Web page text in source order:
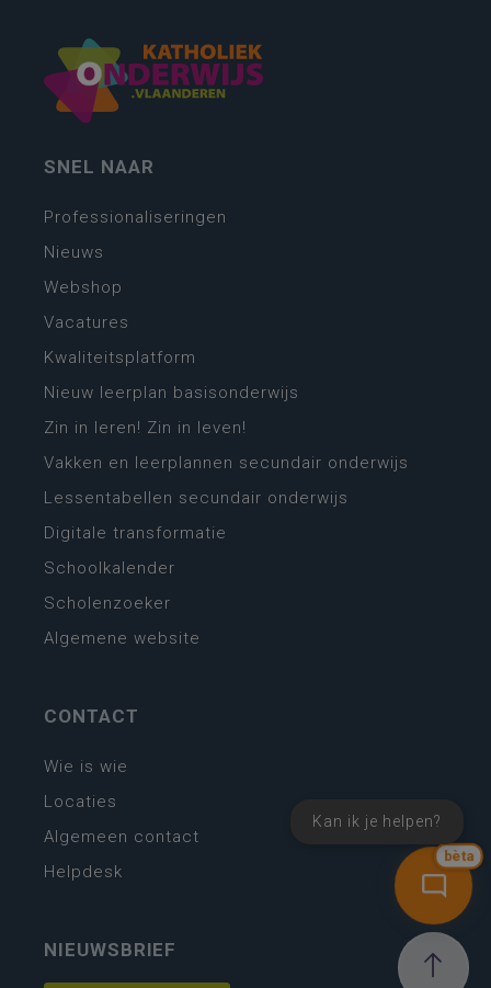
bèta
Kan ik je helpen?
SNEL NAAR
Professionaliseringen
Nieuws
Webshop
Vacatures
Kwaliteitsplatform
Nieuw leerplan basisonderwijs
Zin in leren! Zin in leven!
Vakken en leerplannen secundair onderwijs
Lessentabellen secundair onderwijs
Digitale transformatie
Schoolkalender
Scholenzoeker
Algemene website
CONTACT
Wie is wie
Locaties
Algemeen contact
Helpdesk
NIEUWSBRIEF